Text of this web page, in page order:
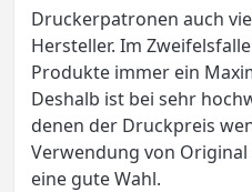
Druckerpatronen auch
Hersteller. Im
Produkte immer ein
Deshalb ist bei sehr
denen der Druckpreis
Verwendung von
eine gute Wahl.